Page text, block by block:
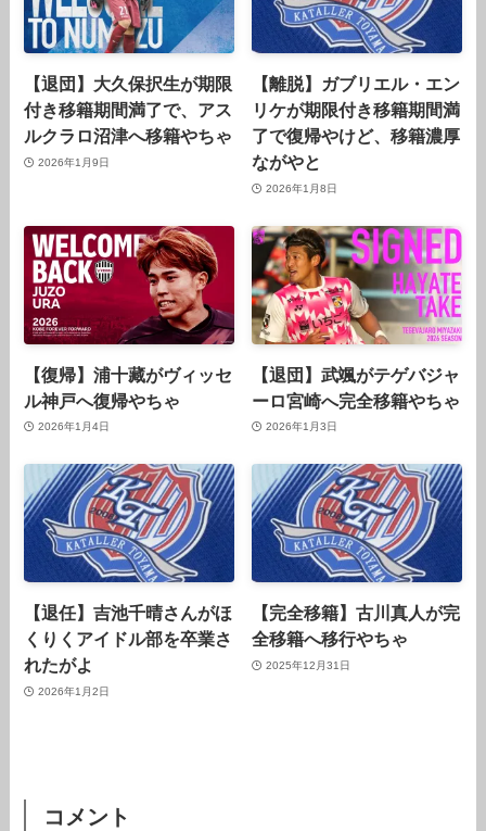
【退団】大久保択生が期限
付き移籍期間満了で、アス
ルクラロ沼津へ移籍やちゃ
2026年1月9日
【離脱】ガブリエル・エン
リケが期限付き移籍期間満
了で復帰やけど、移籍濃厚
ながやと
2026年1月8日
【復帰】浦十藏がヴィッセ
ル神戸へ復帰やちゃ
2026年1月4日
【退団】武颯がテゲバジャ
ーロ宮崎へ完全移籍やちゃ
2026年1月3日
【退任】吉池千晴さんがほ
くりくアイドル部を卒業さ
れたがよ
2026年1月2日
【完全移籍】古川真人が完
全移籍へ移行やちゃ
2025年12月31日
コメント